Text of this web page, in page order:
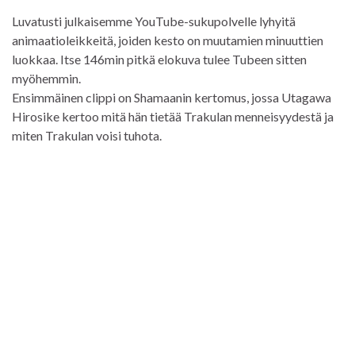
Luvatusti julkaisemme YouTube-sukupolvelle lyhyitä
animaatioleikkeitä, joiden kesto on muutamien minuuttien
luokkaa. Itse 146min pitkä elokuva tulee Tubeen sitten
myöhemmin.
Ensimmäinen clippi on Shamaanin kertomus, jossa Utagawa
Hirosike kertoo mitä hän tietää Trakulan menneisyydestä ja
miten Trakulan voisi tuhota.